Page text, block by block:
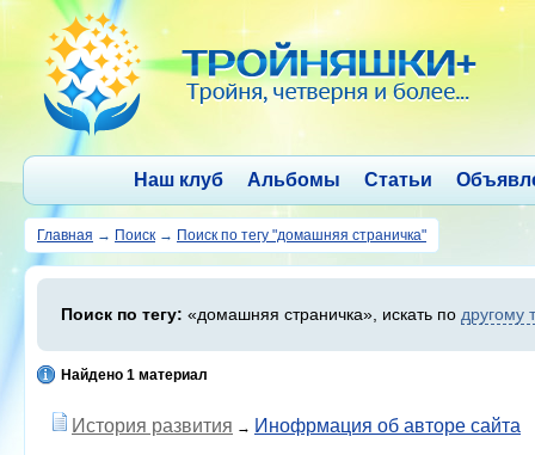
Наш клуб Альбомы Статьи
Главная → Поиск → Поиск по тегу "домашняя страничка"
Поиск по тегу: «домашняя страничка», искать по другому
Найдено 1 материал
История развития → Инофрмация об авторе сайта